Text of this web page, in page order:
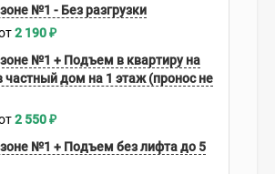
№1 - Без разгрузки
2 190₽
№1 + Подъем в квартиру на
частный дом на 1 этаж (пронос не
2 550₽
№1 + Подъем без лифта до 5